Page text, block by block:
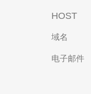
HOST
域名
电子邮件